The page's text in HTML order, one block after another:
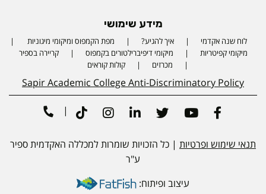
מידע שימושי
לוח שנה אקדמי איך להגיע?
מפת הקמפוס ומיקומי מיגוניות
מיקומי קפיטריות
מיקומי דיפיברילטורים בקמפוס
קריירה בספיר
מכרזים
קולות קוראים
Sapir Academic College Anti-Discriminatory Policy
עיצוב ופיתוח:
תנאי שימוש ופרטיות | כל הזכויות שומרות למכללה האקדמית ספיר
ע"ר
Facebook
Youtube
Twitter
Linkedin
Instagram
Tiktok
|
Phone number